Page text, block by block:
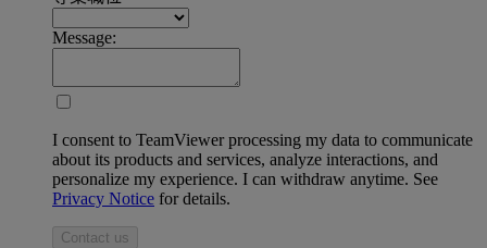
Message:
I consent to TeamViewer processing my data to communicate
about its products and services, analyze interactions, and
personalize my experience. I can withdraw anytime. See
Privacy Notice for details.
Contact us